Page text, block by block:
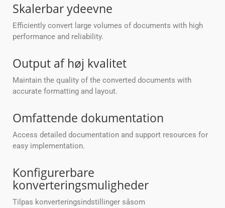
Skalerbar ydeevne
Efficiently convert large volumes of documents with high
performance and reliability.
Output af høj kvalitet
Maintain the quality of the converted documents with
accurate formatting and layout.
Omfattende dokumentation
Access detailed documentation and support resources for
easy implementation.
Konfigurerbare
konverteringsmuligheder
Tilpas konverteringsindstillinger såsom